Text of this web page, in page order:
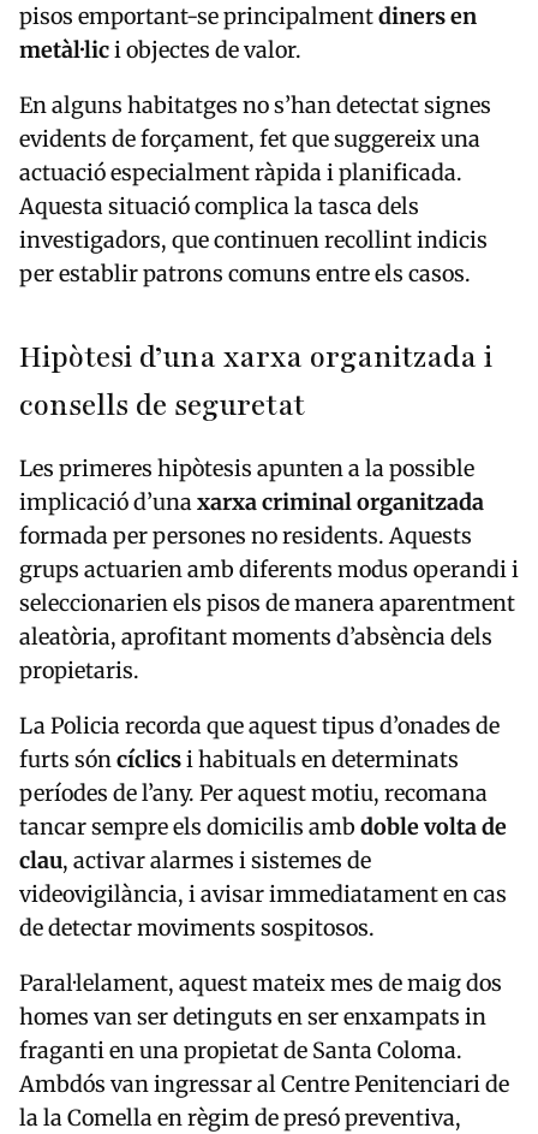
pisos emportant-se principalmentdiners en
metàl·lici objectes de valor.
En alguns habitatges no s’han detectat signes
evidents de forçament, fet que suggereix una
actuació especialment ràpida i planificada.
Aquesta situació complica la tasca dels
investigadors, que continuen recollint indicis
per establir patrons comuns entre els casos.
Hipòtesi d’una xarxa organitzada i
consells de seguretat
Les primeres hipòtesis apunten a la possible
implicació d’unaxarxa criminal organitzada
formada per persones no residents. Aquests
grups actuarien amb diferents modus operandi i
seleccionarien els pisos de manera aparentment
aleatòria, aprofitant moments d’absència dels
propietaris.
La Policia recorda que aquest tipus d’onades de
furts sóncíclicsi habituals en determinats
períodes de l’any. Per aquest motiu, recomana
tancar sempre els domicilis amb doble volta de
clau, activar alarmes i sistemes de
videovigilància, i avisar immediatament en cas
de detectar moviments sospitosos.
Paral·lelament, aquest mateix mes de maig dos
homes van ser detinguts en ser enxampats in
fraganti en una propietat de Santa Coloma.
Ambdós van ingressar al Centre Penitenciari de
lala Comellaen règim de presó preventiva,